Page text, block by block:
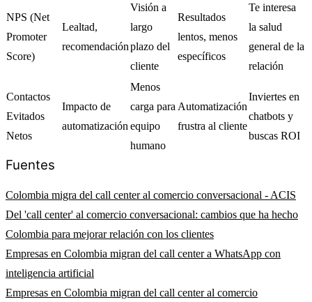
NPS (Net
Promoter
Score)
Lealtad,
recomendación
Visión a
largo
plazo del
cliente
Resultados
lentos, menos
específicos
Te interesa
la salud
general de la
relación
Contactos
Evitados
Netos
Impacto de
automatización
Menos
carga para
equipo
humano
Automatización
frustra al cliente
Inviertes en
chatbots y
buscas ROI
Fuentes
Colombia migra del call center al comercio conversacional - ACIS
Del 'call center' al comercio conversacional: cambios que ha hecho
Colombia para mejorar relación con los clientes
Empresas en Colombia migran del call center a WhatsApp con
inteligencia artificial
Empresas en Colombia migran del call center al comercio